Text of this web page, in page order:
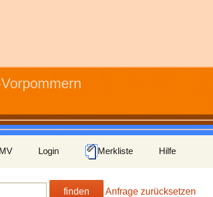
Login Merkliste Hilfe
finden Anfrage zurücksetzen